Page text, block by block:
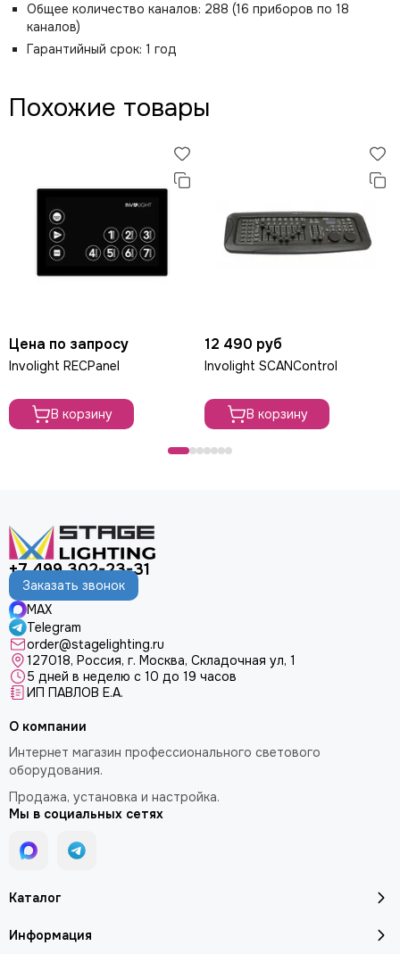
Общее количество каналов: 288 (16 приборов по 18
каналов)
Гарантийный срок: 1 год
Похожие товары
Цена по запросу
Involight RECPanel
В корзину
12 490 руб
Involight SCANControl
В корзину
+7 499 302-23-31
Заказать звонок
MAX
Telegram
order@stagelighting.ru
127018, Россия, г. Москва, Складочная ул, 1
5 дней в неделю с 10 до 19 часов
ИП ПАВЛОВ Е.А.
Каталог
Информация
О компании
Интернет магазин профессионального светового
оборудования.
Продажа, установка и настройка.
Мы в социальных сетях